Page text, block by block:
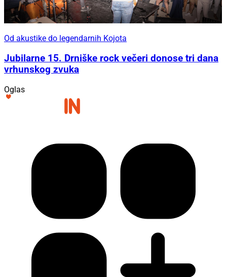
Od akustike do legendarnih Kojota
Jubilarne 15. Drniške rock večeri donose tri dana
vrhunskog zvuka
Oglas